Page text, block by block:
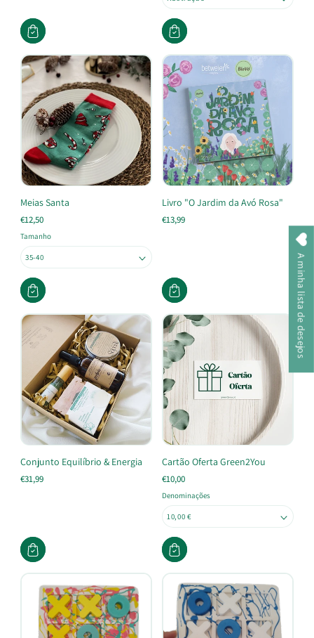
Meias Santa
€12,50
Tamanho
Livro "O Jardim da Avó Rosa"
€13,99
Conjunto Equilíbrio & Energia
€31,99
Cartão Oferta Green2You
€10,00
Denominações
A minha lista de desejos